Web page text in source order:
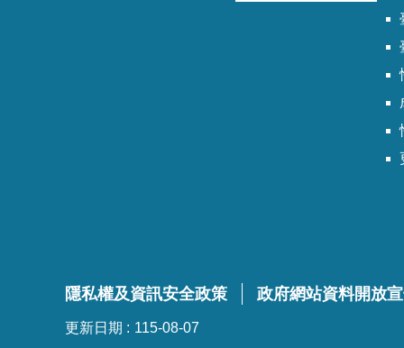
隱私權及資訊安全政策 政府網站資料開放
更新日期 115-08-07